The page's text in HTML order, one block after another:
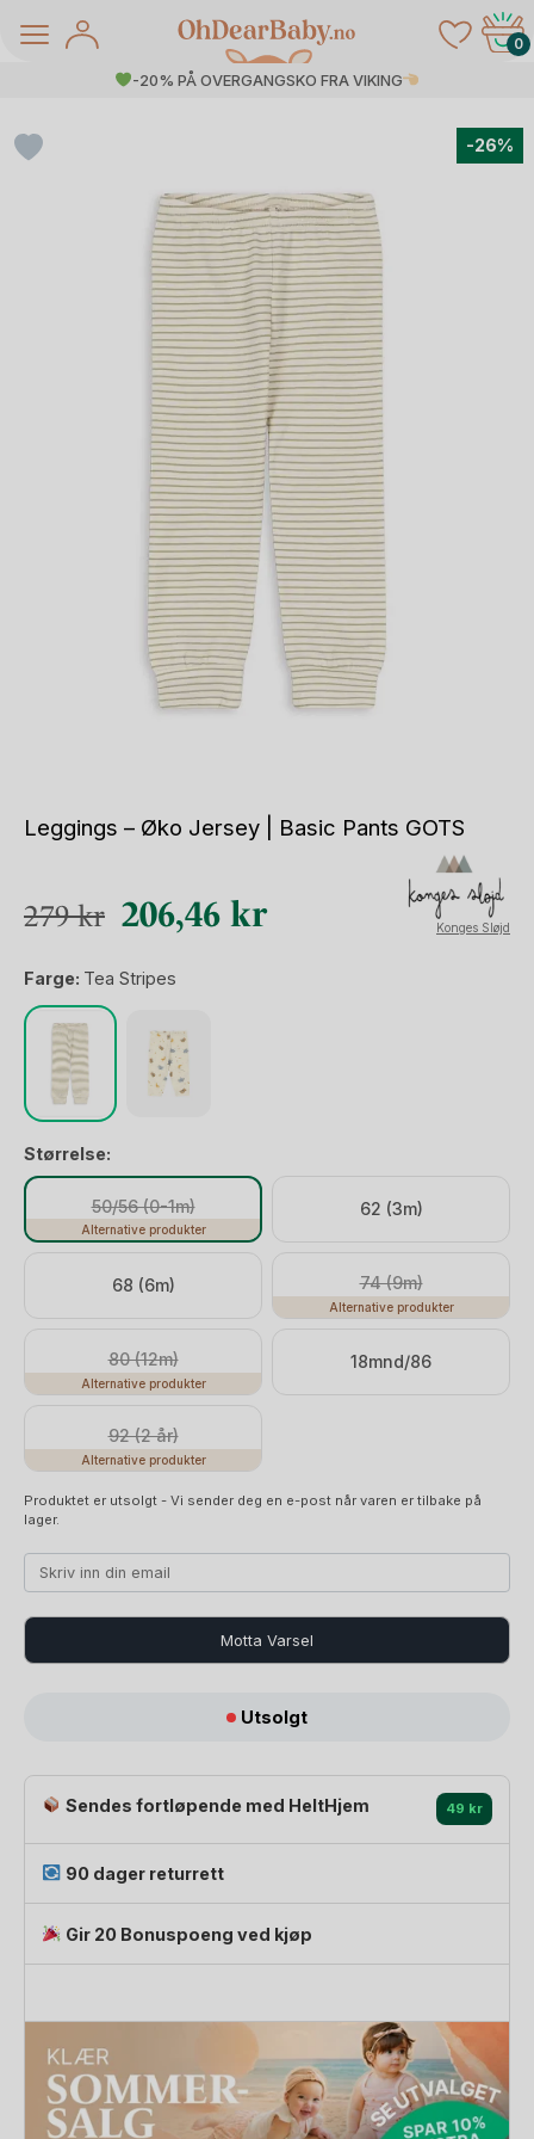
0
-20% PÅ OVERGANGSKO FRA VIKING
-26%
Leggings – Øko Jersey | Basic Pants GOTS
279kr Opprinnelig
var:
279 kr.
206,46krNåværende
Konges Sløjd
Farge: Tea Stripes
Størrelse:
50/56 (0-1m)
Alternative produkter
62 (3m)
68 (6m) 74 (9m)
Alternative produkter
80 (12m)
Alternative produkter
18mnd/86
92 (2 år)
Alternative produkter
Produktet er utsolgt - Vi sender deg en e-post når varen er tilbake på
lager.
Motta Varsel
Jersey
Basic
Pants
GOTS
antall
Utsolgt
Sendes fortløpende med HeltHjem 49 kr
90 dager returrett
Gir 20 Bonuspoeng ved kjøp